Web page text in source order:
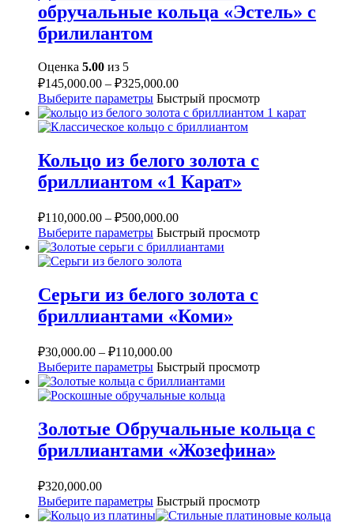
обручальные кольца «Эстель» с
брилилантом
Оценка 5.00 из 5
₽145,000.00 – ₽325,000.00
Выберите параметры Быстрый просмотр
Кольцо из белого золота с
бриллиантом «1 Карат»
₽110,000.00 – ₽500,000.00
Выберите параметры Быстрый просмотр
Серьги из белого золота с
бриллиантами «Коми»
₽30,000.00 – ₽110,000.00
Выберите параметры Быстрый просмотр
Золотые Обручальные кольца с
бриллиантами «Жозефина»
₽320,000.00
Выберите параметры Быстрый просмотр